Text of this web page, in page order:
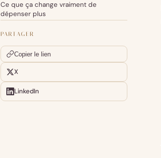
Ce que ça change vraiment de
dépenser plus
PARTAGER
Copier le lien
X
LinkedIn